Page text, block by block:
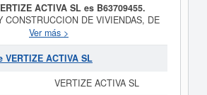
ACTIVA SL es B63709455.
CONSTRUCCION DE VIVIENDAS, DE
Y DE TODO TIPO DE
VENTA, REFORMA,
Y EXPLOTACION POR CUALQUIER
INDUSTRIALES, ETC es el propósito
Ver más >
ACTIVA SL
VERTIZE ACTIVA SL